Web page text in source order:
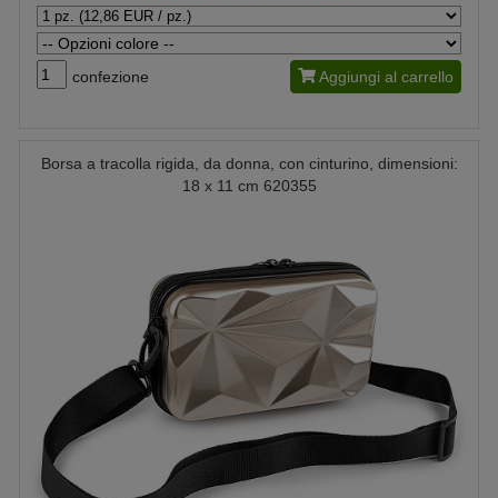
confezione Aggiungi al carrello
Borsa a tracolla rigida, da donna, con cinturino, dimensioni:
18 x 11 cm 620355